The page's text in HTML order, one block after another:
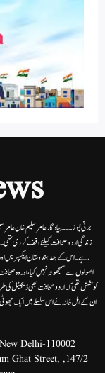
جرنی نیوز۔۔۔بیاد گار عامر سلیم خان
زندگی اردوصحافت کیلئے وقف کردی
رہے۔ اس کے بعد ہندوستان ایکسپریس
اصولوں سے سمجھوتہ نہیں کیا، اور وہ
کوشش تھی کہ اردو صحافت بھی ڈیجیٹل
ان کے اہل خانہ نے اس سلسلے میں ایک
Delhi-110002.
Ghat Street,